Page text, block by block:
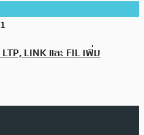
LINK และ FIL เพิ่ม